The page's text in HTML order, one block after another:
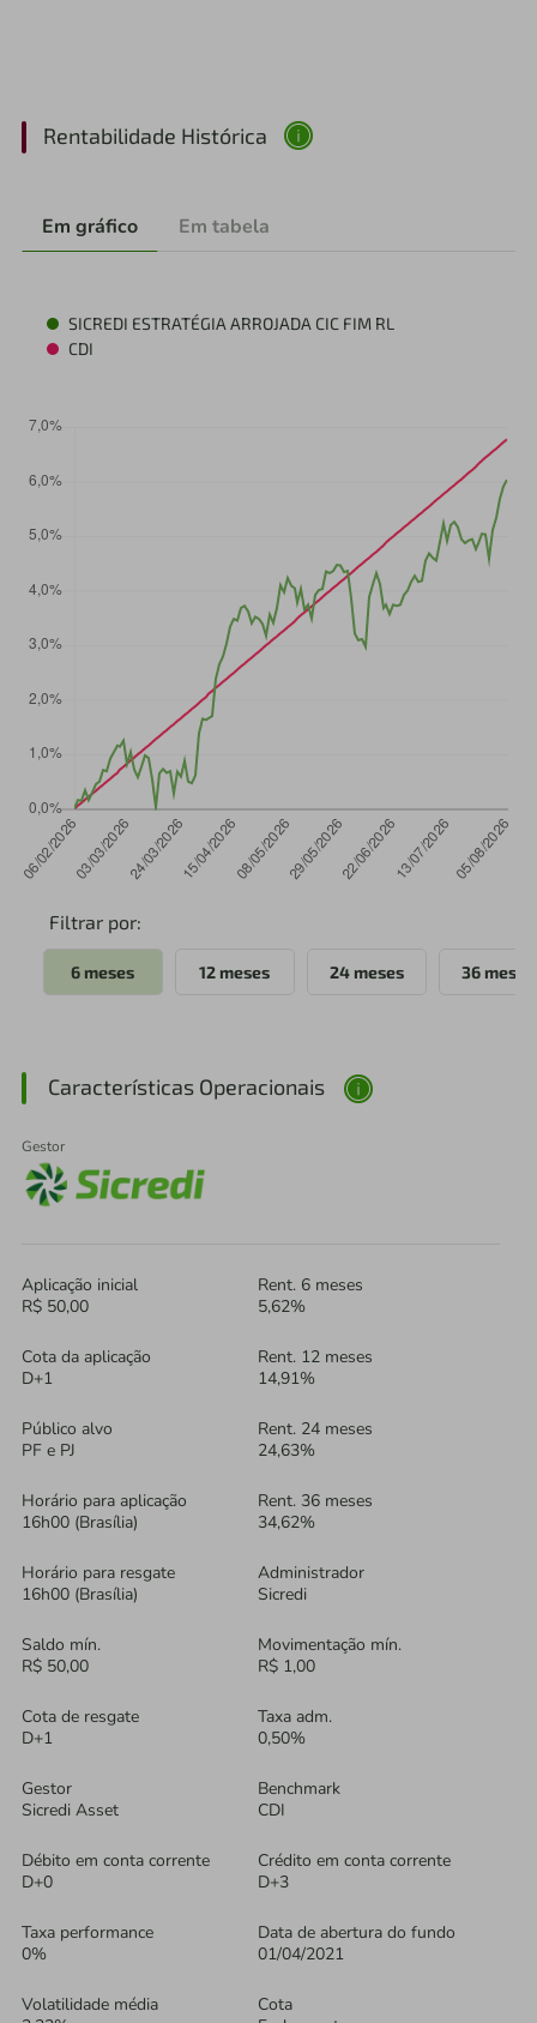
Rentabilidade Histórica
Em gráfico Em tabela
SICREDI ESTRATÉGIA ARROJADA CIC FIM RL
CDI
Filtrar por:
6 meses 12 meses 24 meses 36 meses
Características Operacionais
Gestor
Aplicação inicial
R$ 50,00
Rent. 6 meses
5,62%
Cota da aplicação
D+1
Horário para aplicação
16h00 (Brasília)
Público alvo
PF e PJ
Movimentação mín.
R$ 1,00
Rent. 12 meses
14,91%
Débito em conta corrente
D+0
Horário para resgate
16h00 (Brasília)
Administrador
Sicredi
Saldo mín.
R$ 50,00
Rent. 24 meses
24,63%
Cota de resgate
D+1
Taxa adm.
0,50%
Gestor
Sicredi Asset
Benchmark
CDI
Rent. 36 meses
34,62%
Crédito em conta corrente
D+3
Taxa performance
0%
Data de abertura do fundo
01/04/2021
Volatilidade média
Cota